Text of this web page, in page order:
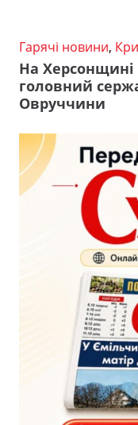
Гарячі новини,
На Херсонщині
головний
Овруччини